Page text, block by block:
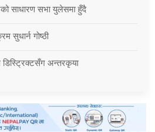
साधारण सभा युलेसमा हुँदै
सुधार्न गोष्ठी
डिस्ट्रिक्टसँग अन्तरकृया